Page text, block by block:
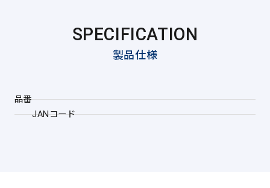
SPECIFICATION
製品仕様
品番
JANコード